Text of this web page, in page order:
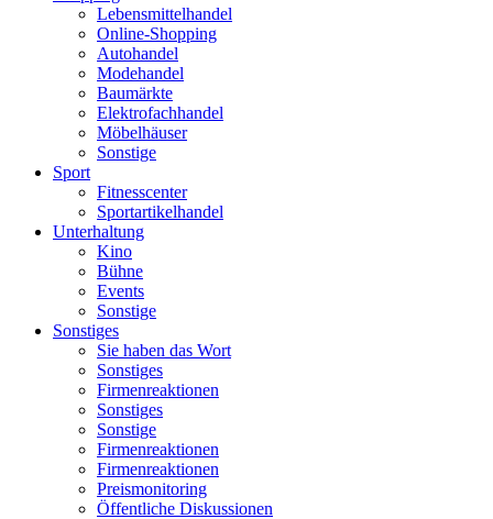
Lebensmittelhandel
Online-Shopping
Autohandel
Modehandel
Baumärkte
Elektrofachhandel
Möbelhäuser
Sonstige
Sport
Fitnesscenter
Sportartikelhandel
Unterhaltung
Kino
Bühne
Events
Sonstige
Sonstiges
Sie haben das Wort
Sonstiges
Firmenreaktionen
Sonstiges
Sonstige
Firmenreaktionen
Firmenreaktionen
Preismonitoring
Öffentliche Diskussionen